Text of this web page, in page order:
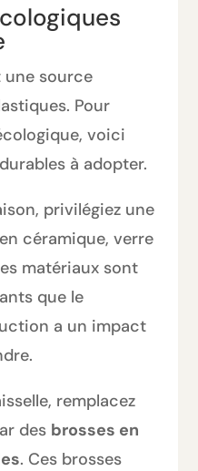
une source
Pour
voici
à adopter.
privilégiez une
en céramique, verre
matériaux sont
que le
a un impact
remplacez
des brosses en
. Ces brosses